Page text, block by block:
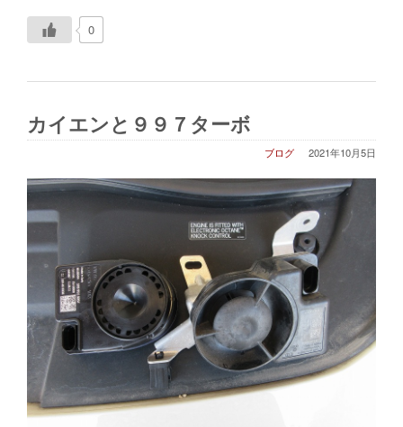
0
カイエンと９９７ターボ
2021年10月5日
ブログ